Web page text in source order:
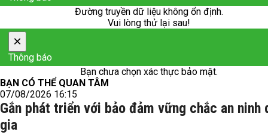
Đường truyền dữ liệu không ổn định.
Vui lòng thử lại sau!
×
Thông báo
Bạn chưa chọn xác thực bảo mật.
BẠN CÓ THỂ QUAN TÂM
07/08/2026 16:15
Gắn phát triển với bảo đảm vững chắc an ninh
gia